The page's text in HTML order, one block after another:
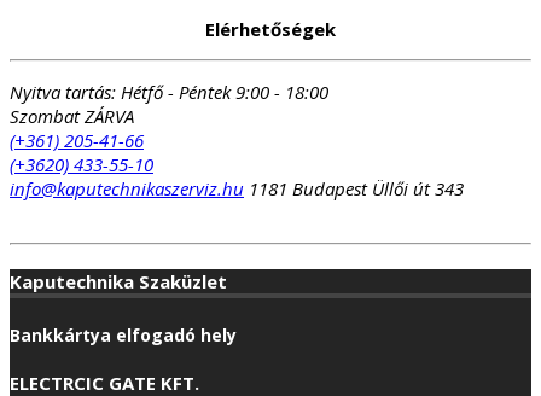
285 Ft.
990 Ft.
Elérhetőségek
Nyitva tartás: Hétfő - Péntek 9:00 - 18:00
Szombat ZÁRVA
(+361) 205-41-66
(+3620) 433-55-10
info@kaputechnikaszerviz.hu 1181 Budapest Üllői út 343
Kaputechnika Szaküzlet
Bankkártya elfogadó hely
ELECTRCIC GATE KFT.